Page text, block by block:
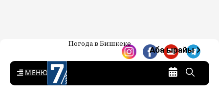
7-канал. Жаңылыктар —
Кыргызстан
Жаңылыктар — Кыргызстан
Погода в Бишкеке
Аба ырайы
MENU